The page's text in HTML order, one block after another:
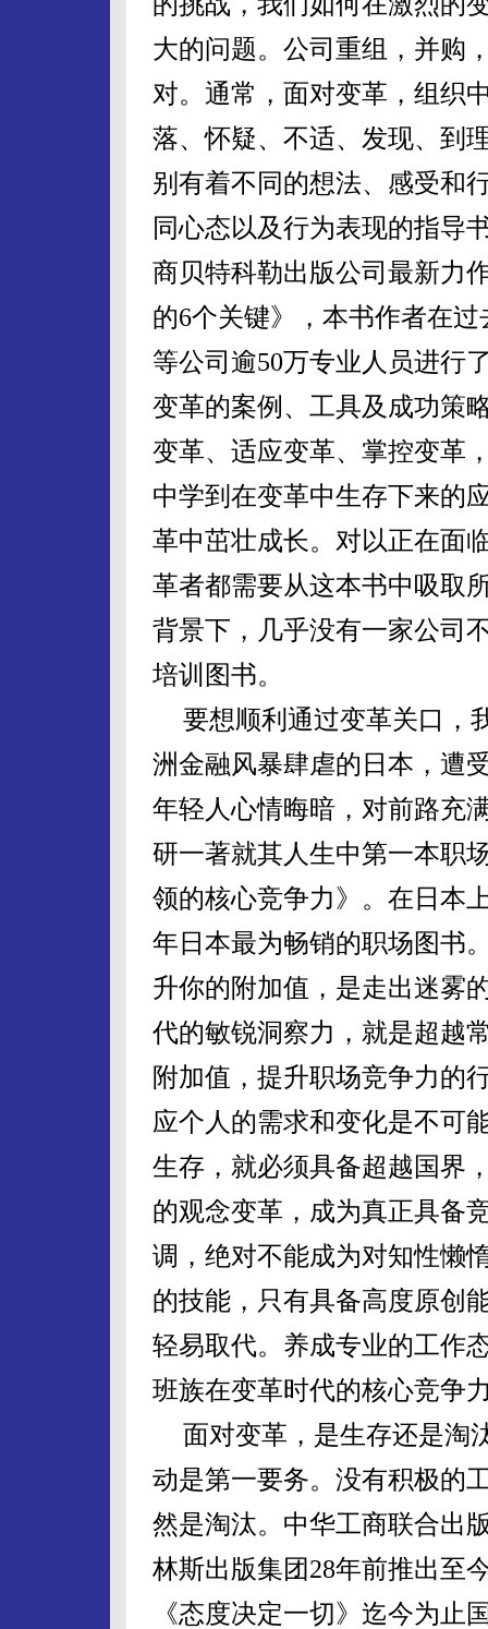
大的问题。公司重组，并
对。通常，面对变革，组织
落、怀疑、不适、发现、到
别有着不同的想法、感受和
同心态以及行为表现的指导
商贝特科勒出版公司最新力
的6个关键》，本书作者在过
等公司逾50万专业人员进行
变革的案例、工具及成功策
变革、适应变革、掌控变革
中学到在变革中生存下来的
革中茁壮成长。对以正在面
革者都需要从这本书中吸取
背景下，几乎没有一家公司
培训图书。
要想顺利通过变革关口，
洲金融风暴肆虐的日本，遭
年轻人心情晦暗，对前路充
研一著就其人生中第一本职
领的核心竞争力》。在日本
年日本最为畅销的职场图书
升你的附加值，是走出迷雾
代的敏锐洞察力，就是超越
附加值，提升职场竞争力的
应个人的需求和变化是不可
生存，就必须具备超越国界
的观念变革，成为真正具备
调，绝对不能成为对知性懒
的技能，只有具备高度原创
轻易取代。养成专业的工作
班族在变革时代的核心竞争
面对变革，是生存还是淘
动是第一要务。没有积极的
然是淘汰。中华工商联合出
林斯出版集团28年前推出至
《态度决定一切》迄今为止